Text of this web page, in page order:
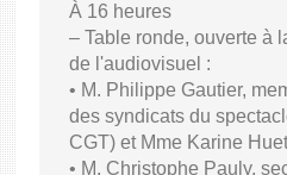
À 16 heures
– Table ronde, ouverte à
de l'audiovisuel :
• M. Philippe Gautier,
des syndicats du
CGT) et Mme Karine
• M. Christophe Pauly,